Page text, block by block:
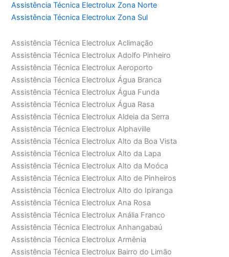
Assistência Técnica Electrolux Zona Norte
Assistência Técnica Electrolux Zona Sul
Assistência Técnica Electrolux Aclimação
Assistência Técnica Electrolux Adolfo Pinheiro
Assistência Técnica Electrolux Aeroporto
Assistência Técnica Electrolux Água Branca
Assistência Técnica Electrolux Água Funda
Assistência Técnica Electrolux Água Rasa
Assistência Técnica Electrolux Aldeia da Serra
Assistência Técnica Electrolux Alphaville
Assistência Técnica Electrolux Alto da Boa Vista
Assistência Técnica Electrolux Alto da Lapa
Assistência Técnica Electrolux Alto da Moóca
Assistência Técnica Electrolux Alto de Pinheiros
Assistência Técnica Electrolux Alto do Ipiranga
Assistência Técnica Electrolux Ana Rosa
Assistência Técnica Electrolux Anália Franco
Assistência Técnica Electrolux Anhangabaú
Assistência Técnica Electrolux Armênia
Assistência Técnica Electrolux Bairro do Limão